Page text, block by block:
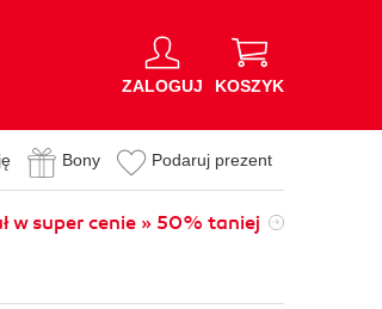
ZALOGUJ KOSZYK
Bony Podaruj prezent
w super cenie » 50% taniej